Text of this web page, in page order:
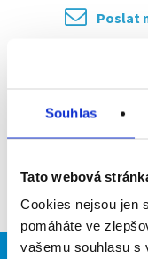
Souhlas
Tato webová
Cookies nejsou jen
pomáháte ve
vašemu souhlasu s
Poslat
Zpět